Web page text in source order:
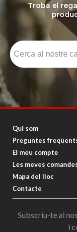
Troba el
Qui som
Preguntes
El meu compte
Les meves
Mapa del lloc
Contacte
Subscriu-te al
i